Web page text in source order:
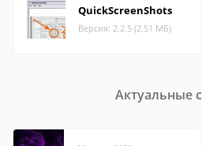
QuickScreenShots
Версия: 2.2.5 (2.51 МБ)
Актуальные